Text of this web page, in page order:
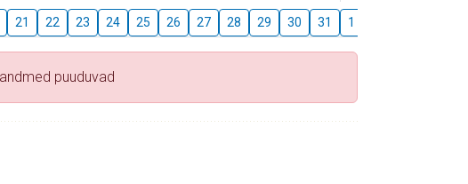
21 22 23 24 25 26 27 28 29 30 31 1
puuduvad